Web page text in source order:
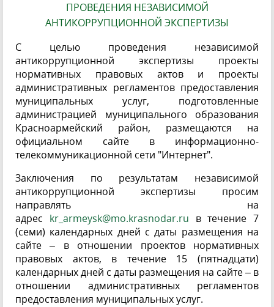
ПРОВЕДЕНИЯ НЕЗАВИСИМОЙ
АНТИКОРРУПЦИОННОЙ ЭКСПЕРТИЗЫ
С целью проведения независимой
антикоррупционной экспертизы проекты
нормативных правовых актов и проекты
административных регламентов предоставления
муниципальных услуг, подготовленные
администрацией муниципального образования
Красноармейский район, размещаются на
официальном сайте в информационно-
телекоммуникационной сети "Интернет".
Заключения по результатам независимой
антикоррупционной экспертизы просим
направлять на
адрес kr_armeysk@mo.krasnodar.ru в течение 7
(семи) календарных дней с даты размещения на
сайте – в отношении проектов нормативных
правовых актов, в течение 15 (пятнадцати)
календарных дней с даты размещения на сайте – в
отношении административных регламентов
предоставления муниципальных услуг.